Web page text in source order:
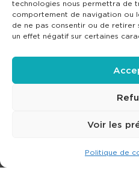
technologies nous permettra de
comportement de navigation ou
de ne pas consentir ou de
un effet négatif sur certaines
Voir les
Politique de